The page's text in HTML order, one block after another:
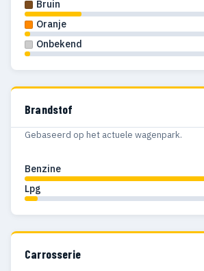
Bruin
Oranje
Onbekend
Brandstof
Gebaseerd op het actuele wagenpark.
Benzine
Lpg
Carrosserie